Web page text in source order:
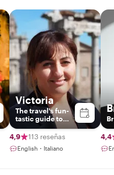
Victoria
The travel's fun-
tastic guide to
exploring Malta!
4,9
113 reseñas
English・Italiano
4,4